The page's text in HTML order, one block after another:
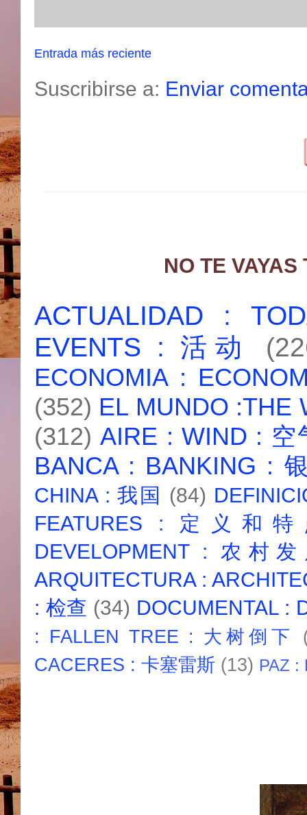
Entrada más reciente
Suscribirse a: Enviar
NO TE
ACTUALIDAD :
EVENTS : 活动
ECONOMIA :
(352) EL MUNDO :THE
(312) AIRE : WIND : 空
BANCA : BANKING :
CHINA : 我国 (84)
FEATURES : 定义和
DEVELOPMENT : 农村
ARQUITECTURA :
: 检查 (34) DOCUMENTAL :
: FALLEN TREE : 大树倒下
CACERES : 卡塞雷斯 (13) PAZ :